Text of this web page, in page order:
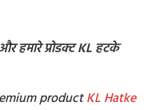
हमारे प्रोडक्ट KL हटके
productKL Hatke